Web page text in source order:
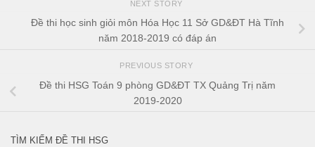
NEXT STORY
Đề thi học sinh giỏi môn Hóa Học 11 Sở GD&ĐT Hà Tĩnh
năm 2018-2019 có đáp án
PREVIOUS STORY
Đề thi HSG Toán 9 phòng GD&ĐT TX Quảng Trị năm
2019-2020
TÌM KIẾM ĐỀ THI HSG